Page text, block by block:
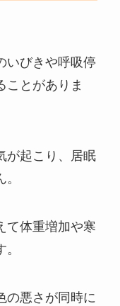
いびきや呼吸停
ことがありま
が起こり、居眠
て体重増加や寒
の悪さが同時に